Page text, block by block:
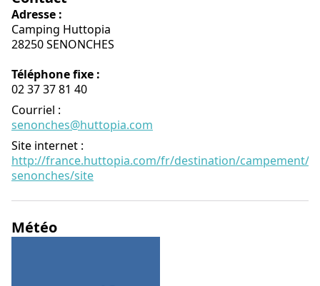
Adresse :
Camping Huttopia
28250 SENONCHES
Téléphone fixe :
02 37 37 81 40
Courriel :
senonches@huttopia.com
Site internet :
http://france.huttopia.com/fr/destination/campement/
senonches/site
Météo